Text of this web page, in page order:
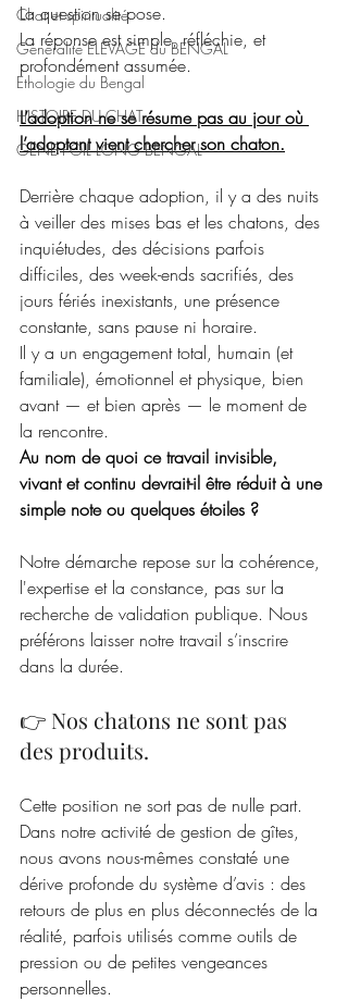
Chat et spiritualité
Généralité ELEVAGE du BENGAL
Ethologie du Bengal
HISTOIRE DU CHAT
GENE POIL LONG BENGAL
La question se pose.
La réponse est simple, réfléchie, et
profondément assumée.
L’adoption ne se résume pas au jour où
l’adoptant vient chercher son chaton.
Derrière chaque adoption, il y a des nuits
à veiller des mises bas et les chatons, des
inquiétudes, des décisions parfois
difficiles, des week-ends sacrifiés, des
jours fériés inexistants, une présence
constante, sans pause ni horaire.
Il y a un engagement total, humain (et
familiale), émotionnel et physique, bien
avant — et bien après — le moment de
la rencontre.
Au nom de quoi ce travail invisible,
vivant et continu devrait-il être réduit à une
simple note ou quelques étoiles ?
Notre démarche repose sur la cohérence,
l'expertise et la constance, pas sur la
recherche de validation publique. Nous
préférons laisser notre travail s’inscrire
dans la durée.
👉 Nos chatons ne sont pas
des produits.
Cette position ne sort pas de nulle part.
Dans notre activité de gestion de gîtes,
nous avons nous-mêmes constaté une
dérive profonde du système d’avis : des
retours de plus en plus déconnectés de la
réalité, parfois utilisés comme outils de
pression ou de petites vengeances
personnelles.